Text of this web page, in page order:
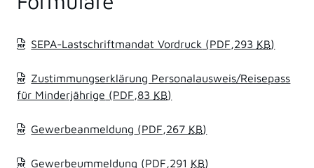
SEPA-Lastschriftmandat Vordruck (PDF,293 KB)
Zustimmungserklärung Personalausweis/Reisepass
für Minderjährige (PDF,83 KB)
Gewerbeanmeldung (PDF,267 KB)
Gewerbeummeldung (PDF,291 KB)